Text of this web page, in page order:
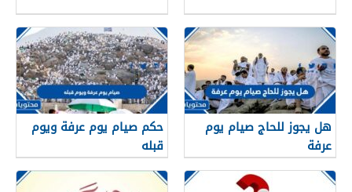
هل يجوز للحاج صيام يوم
عرفة
حكم صيام يوم عرفة ويوم
قبله